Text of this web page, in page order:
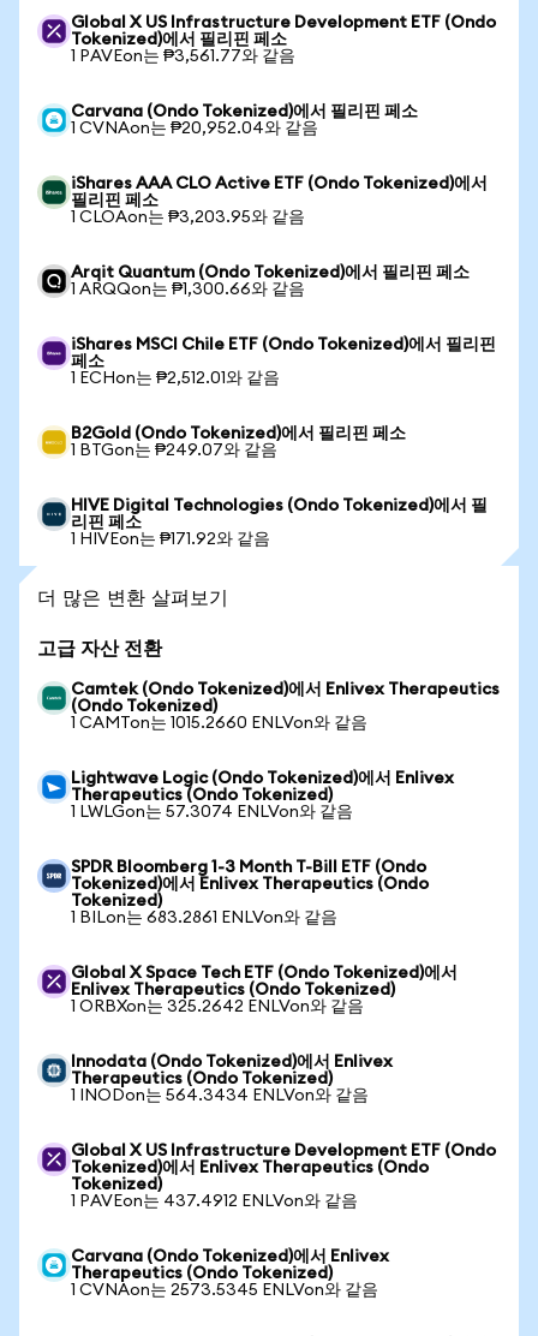
Global X US Infrastructure Development ETF (Ondo
Tokenized)에서 필리핀 페소
1 PAVEon는 ₱3,561.77와 같음
Carvana (Ondo Tokenized)에서 필리핀 페소
1 CVNAon는 ₱20,952.04와 같음
iShares AAA CLO Active ETF (Ondo Tokenized)에서
필리핀 페소
1 CLOAon는 ₱3,203.95와 같음
Arqit Quantum (Ondo Tokenized)에서 필리핀 페소
1 ARQQon는 ₱1,300.66와 같음
iShares MSCI Chile ETF (Ondo Tokenized)에서 필리핀
페소
1 ECHon는 ₱2,512.01와 같음
B2Gold (Ondo Tokenized)에서 필리핀 페소
1 BTGon는 ₱249.07와 같음
HIVE Digital Technologies (Ondo Tokenized)에서 필
리핀 페소
1 HIVEon는 ₱171.92와 같음
더 많은 변환 살펴보기
고급 자산 전환
Camtek (Ondo Tokenized)에서 Enlivex Therapeutics
(Ondo Tokenized)
1 CAMTon는 1015.2660 ENLVon와 같음
Lightwave Logic (Ondo Tokenized)에서 Enlivex
Therapeutics (Ondo Tokenized)
1 LWLGon는 57.3074 ENLVon와 같음
SPDR Bloomberg 1-3 Month T-Bill ETF (Ondo
Tokenized)에서 Enlivex Therapeutics (Ondo
Tokenized)
1 BILon는 683.2861 ENLVon와 같음
Global X Space Tech ETF (Ondo Tokenized)에서
Enlivex Therapeutics (Ondo Tokenized)
1 ORBXon는 325.2642 ENLVon와 같음
Innodata (Ondo Tokenized)에서 Enlivex
Therapeutics (Ondo Tokenized)
1 INODon는 564.3434 ENLVon와 같음
Global X US Infrastructure Development ETF (Ondo
Tokenized)에서 Enlivex Therapeutics (Ondo
Tokenized)
1 PAVEon는 437.4912 ENLVon와 같음
Carvana (Ondo Tokenized)에서 Enlivex
Therapeutics (Ondo Tokenized)
1 CVNAon는 2573.5345 ENLVon와 같음